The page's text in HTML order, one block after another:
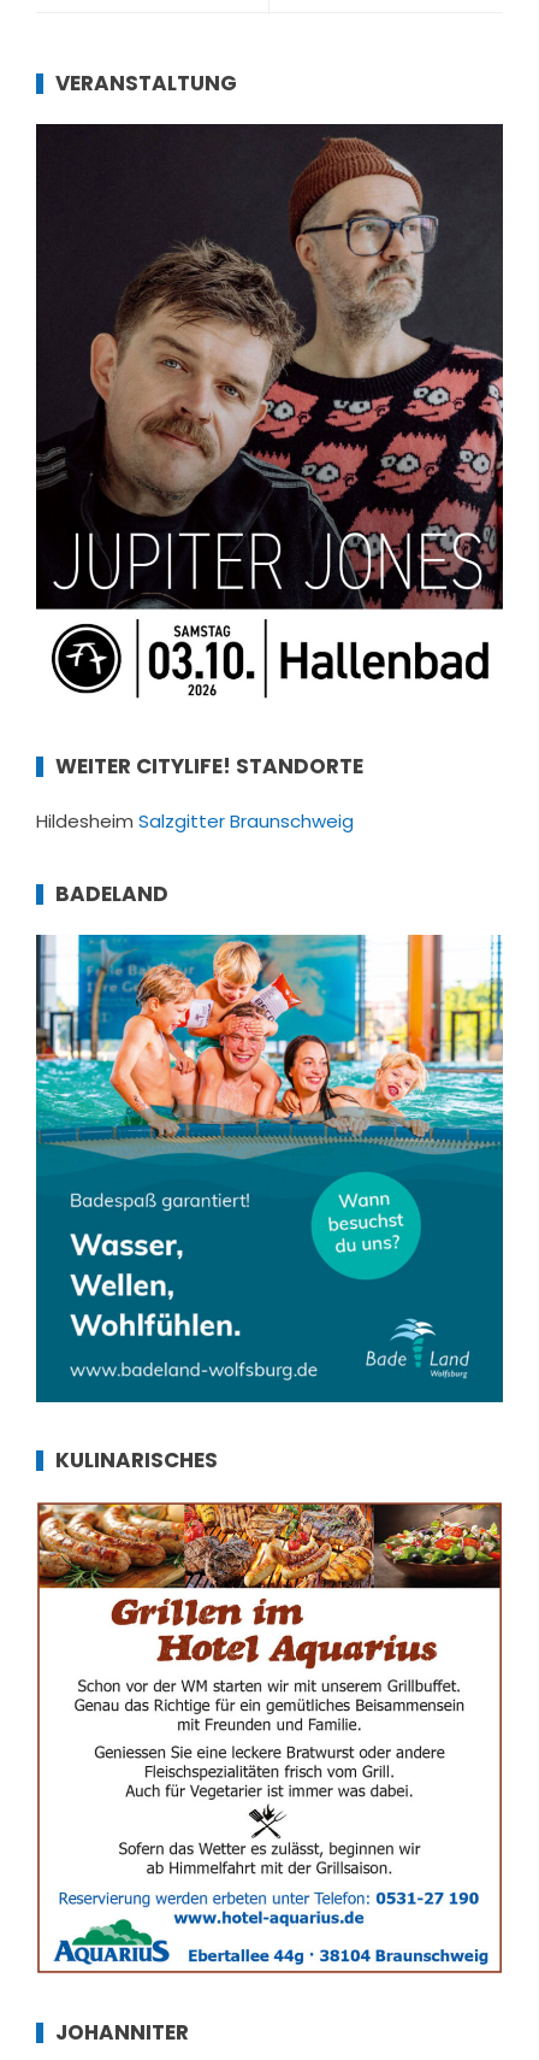
VERANSTALTUNG
WEITER CITYLIFE! STANDORTE
Hildesheim SalzgitterBraunschweig
BADELAND
KULINARISCHES
JOHANNITER